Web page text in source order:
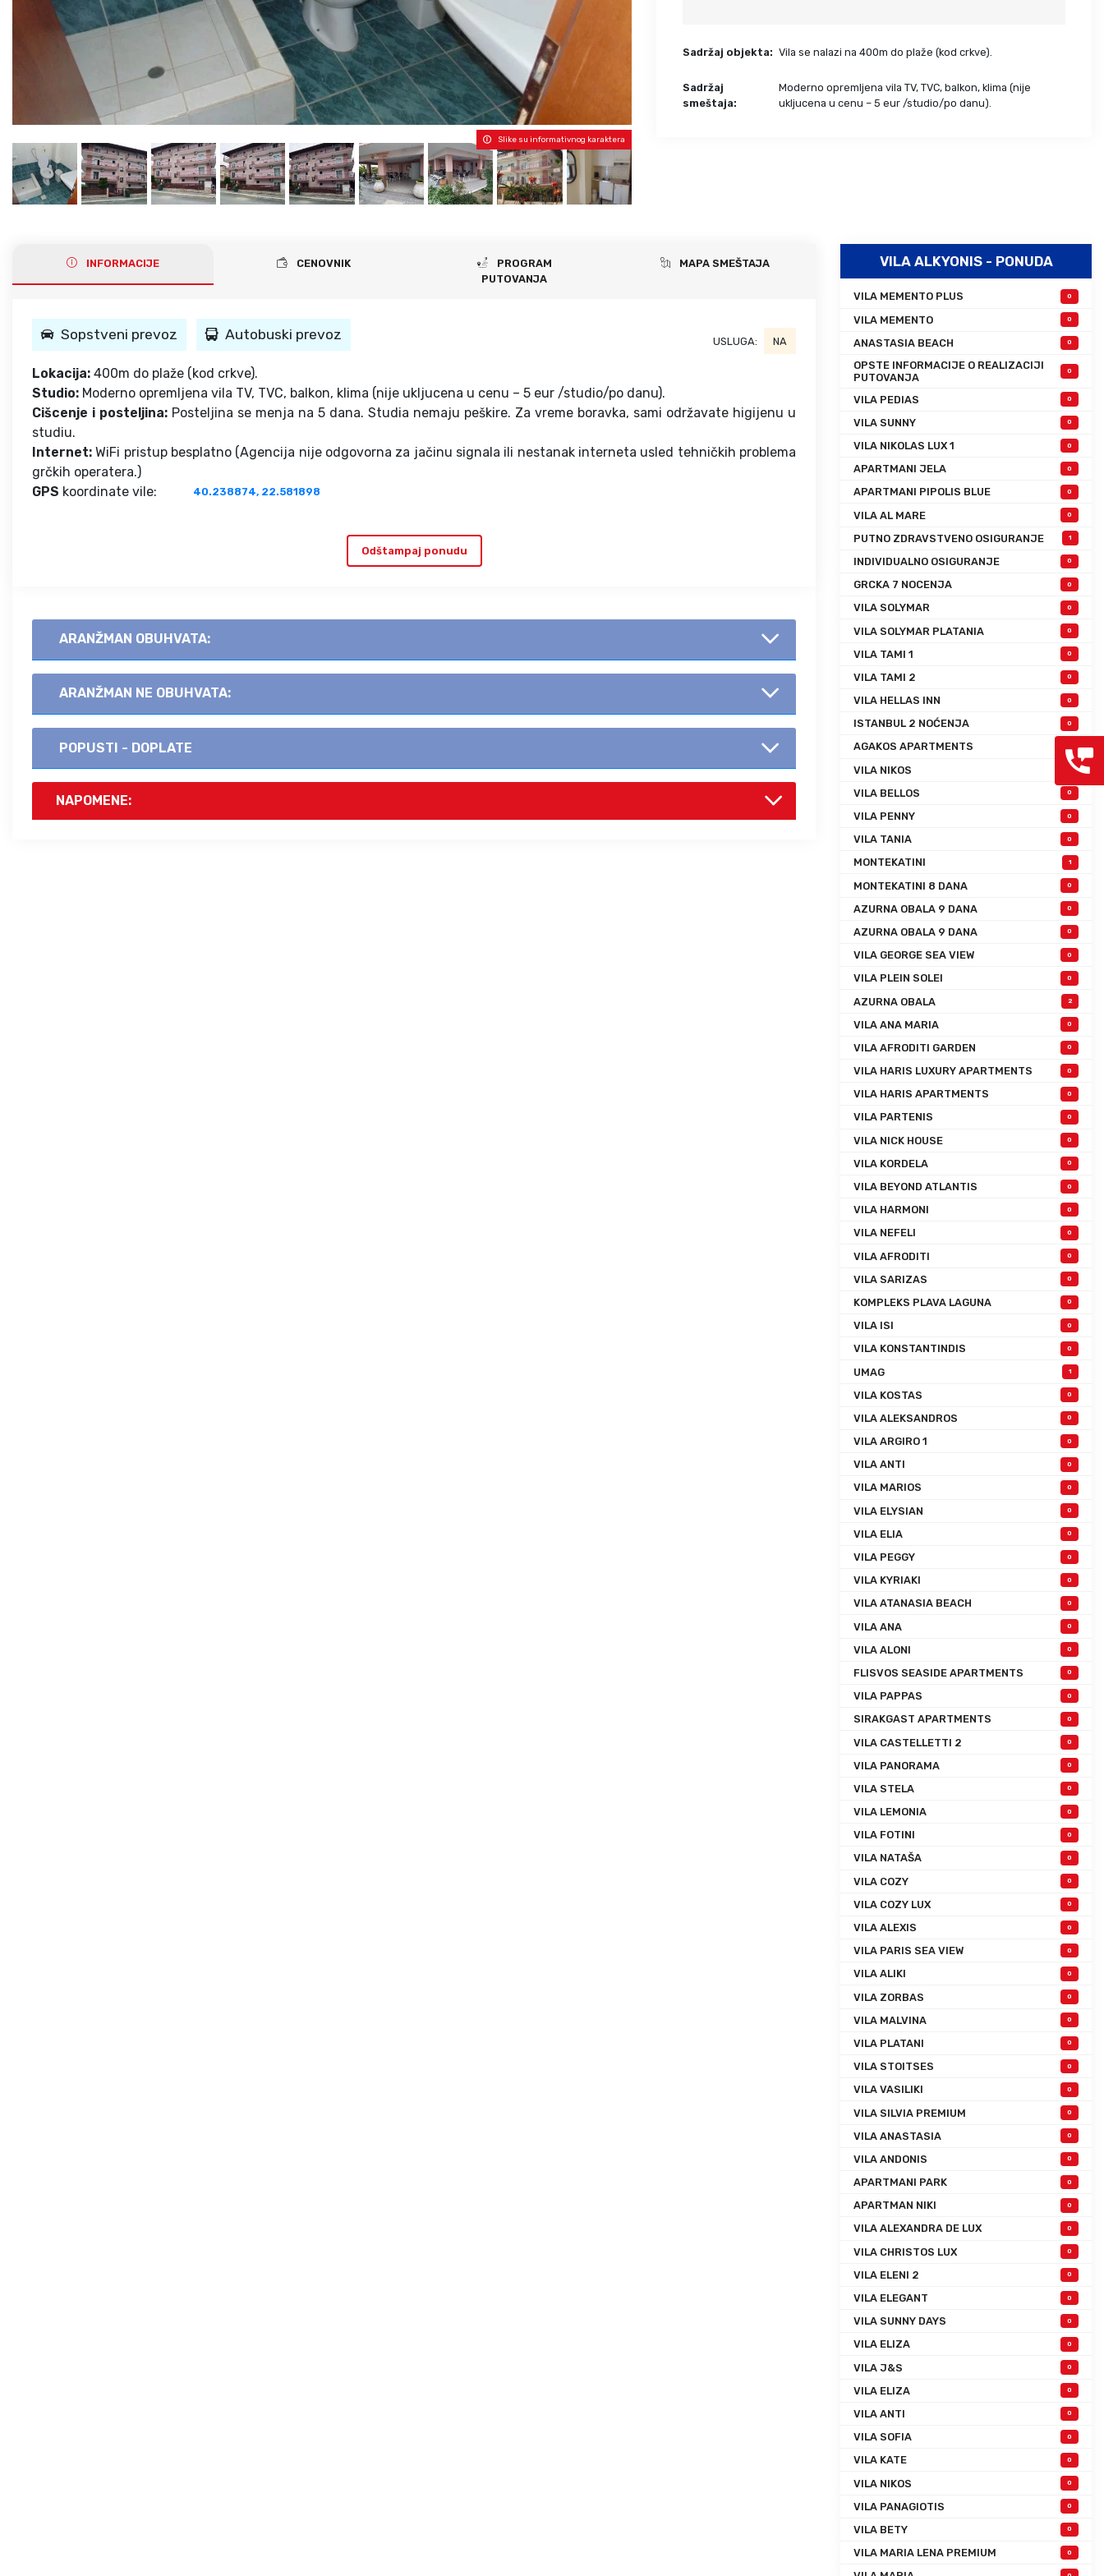
Gerakini
Psakoudia
Metamorfozis
Neos Marmaras
Toroni
Vourvourou
Sarti
Kalamitsi
Salonikiou
Krf
Tasos
Evia
Lefkada
Skijatos
Pilion
Amuljani
Kefalonija
Mikonos
Rodos
Krit
Sitonija
Jonska obala
Kefalonija
Lefkada
Istra – Pula
Umag
Slike su informativnog karaktera
Sadržaj objekta: Vila se nalazi na 400m do plaže (kod crkve).
Sadržaj
smeštaja:
Moderno opremljena vila TV, TVC, balkon, klima (nije
ukljucena u cenu – 5 eur /studio/po danu).
INFORMACIJE CENOVNIK
PROGRAM
PUTOVANJA
MAPA SMEŠTAJA
Sopstveni prevoz Autobuski prevoz USLUGA: NA
Lokacija: 400m do plaže (kod crkve).
Studio: Moderno opremljena vila TV, TVC, balkon, klima (nije ukljucena u cenu – 5 eur /studio/po danu).
Cišcenje i posteljina: Posteljina se menja na 5 dana. Studia nemaju peškire. Za vreme boravka, sami održavate higijenu u
studiu.
Internet: WiFi pristup besplatno (Agencija nije odgovorna za jačinu signala ili nestanak interneta usled tehničkih problema
grčkih operatera.)
GPS koordinate vile: 40.238874, 22.581898
Odštampaj ponudu
ARANŽMAN OBUHVATA:
ARANŽMAN NE OBUHVATA:
POPUSTI - DOPLATE
NAPOMENE:
VILA ALKYONIS - PONUDA
VILA MEMENTO PLUS 0
VILA MEMENTO 0
ANASTASIA BEACH 0
OPSTE INFORMACIJE O REALIZACIJI
PUTOVANJA
0
VILA PEDIAS 0
VILA SUNNY 0
VILA NIKOLAS LUX 1 0
APARTMANI JELA 0
APARTMANI PIPOLIS BLUE 0
VILA AL MARE 0
PUTNO ZDRAVSTVENO OSIGURANJE 1
INDIVIDUALNO OSIGURANJE 0
GRCKA 7 NOCENJA 0
VILA SOLYMAR 0
VILA SOLYMAR PLATANIA 0
VILA TAMI 1 0
VILA TAMI 2 0
VILA HELLAS INN 0
ISTANBUL 2 NOĆENJA 0
AGAKOS APARTMENTS
VILA NIKOS
VILA BELLOS 0
VILA PENNY 0
VILA TANIA 0
MONTEKATINI 1
MONTEKATINI 8 DANA 0
AZURNA OBALA 9 DANA 0
AZURNA OBALA 9 DANA 0
VILA GEORGE SEA VIEW 0
VILA PLEIN SOLEI 0
AZURNA OBALA 2
VILA ANA MARIA 0
VILA AFRODITI GARDEN 0
VILA HARIS LUXURY APARTMENTS 0
VILA HARIS APARTMENTS 0
VILA PARTENIS 0
VILA NICK HOUSE 0
VILA KORDELA 0
VILA BEYOND ATLANTIS 0
VILA HARMONI 0
VILA NEFELI 0
VILA AFRODITI 0
VILA SARIZAS 0
KOMPLEKS PLAVA LAGUNA 0
VILA ISI 0
VILA KONSTANTINDIS 0
UMAG 1
VILA KOSTAS 0
VILA ALEKSANDROS 0
VILA ARGIRO 1 0
VILA ANTI 0
VILA MARIOS 0
VILA ELYSIAN 0
VILA ELIA 0
VILA PEGGY 0
VILA KYRIAKI 0
VILA ATANASIA BEACH 0
VILA ANA 0
VILA ALONI 0
FLISVOS SEASIDE APARTMENTS 0
VILA PAPPAS 0
SIRAKGAST APARTMENTS 0
VILA CASTELLETTI 2 0
VILA PANORAMA 0
VILA STELA 0
VILA LEMONIA 0
VILA FOTINI 0
VILA NATAŠA 0
VILA COZY 0
VILA COZY LUX 0
VILA ALEXIS 0
VILA PARIS SEA VIEW 0
VILA ALIKI 0
VILA ZORBAS 0
VILA MALVINA 0
VILA PLATANI 0
VILA STOITSES 0
VILA VASILIKI 0
VILA SILVIA PREMIUM 0
VILA ANASTASIA 0
VILA ANDONIS 0
APARTMANI PARK 0
APARTMAN NIKI 0
VILA ALEXANDRA DE LUX 0
VILA CHRISTOS LUX 0
VILA ELENI 2 0
VILA ELEGANT 0
VILA SUNNY DAYS 0
VILA ELIZA 0
VILA J&S 0
VILA ELIZA 0
VILA ANTI 0
VILA SOFIA 0
VILA KATE 0
VILA NIKOS 0
VILA PANAGIOTIS 0
VILA BETY 0
VILA MARIA LENA PREMIUM 0